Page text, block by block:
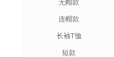
无帽款
连帽款
长袖T恤
短款